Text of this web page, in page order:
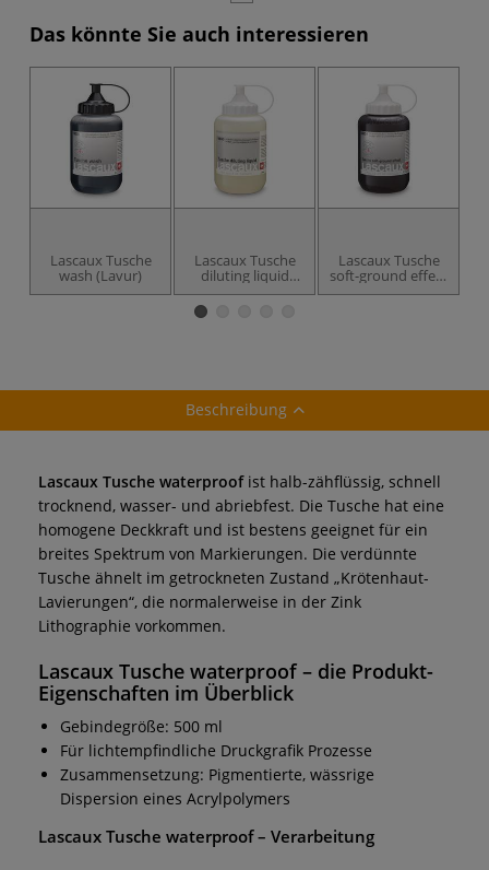
Das könnte Sie auch interessieren
Lascaux Tusche
wash (Lavur)
Lascaux Tusche
diluting liquid
(Verdünnerlösung)
Lascaux Tusche
soft-ground effect
(Weichgrundeffekt)
Beschreibung
Lascaux Tusche waterproofist halb-zähflüssig, schnell
trocknend, wasser- und abriebfest. Die Tusche hat eine
homogene Deckkraft und ist bestens geeignet für ein
breites Spektrum von Markierungen. Die verdünnte
Tusche ähnelt im getrockneten Zustand „Krötenhaut-
Lavierungen“, die normalerweise in der Zink
Lithographie vorkommen.
Lascaux Tusche waterproof – die Produkt-
Eigenschaften im Überblick
Gebindegröße: 500 ml
Für lichtempfindliche Druckgrafik Prozesse
Zusammensetzung: Pigmentierte, wässrige
Dispersion eines Acrylpolymers
Lascaux Tusche waterproof– Verarbeitung